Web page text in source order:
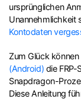
ursprünglichen
Unannehmlichkeit
Kontodaten
Zum Glück können
(Android) die
Snapdragon-
Diese Anleitung